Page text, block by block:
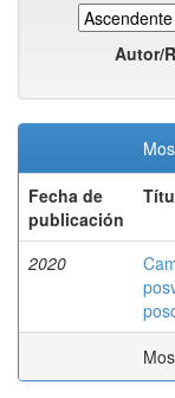
Autor/
Fecha de
publicación
2020